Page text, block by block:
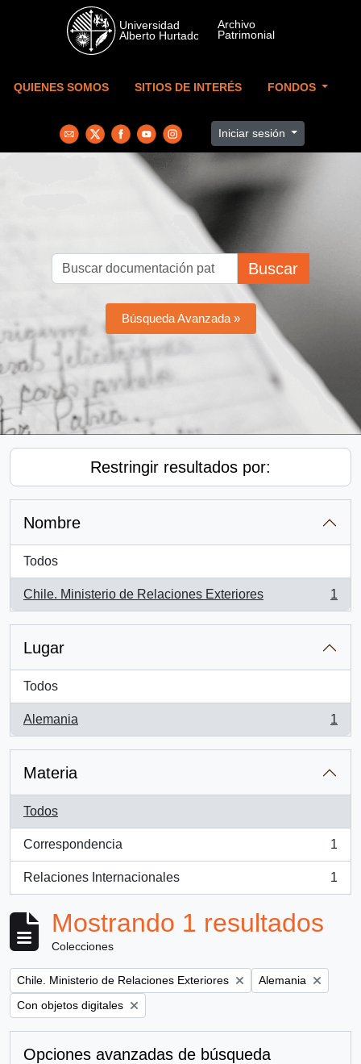
Skip to main content
QUIENES SOMOS SITIOS DE INTERÉS FONDOS
Iniciar sesión
Buscar
Búsqueda Avanzada »
Restringir resultados por:
Nombre
Todos
Chile. Ministerio de Relaciones Exteriores
, 1 resultados
1
Lugar
Todos
Alemania
, 1 resultados
1
Materia
Todos
Correspondencia
, 1 resultados
1
Relaciones Internacionales
, 1 resultados
1
Mostrando 1 resultados
Colecciones
Remove filter:
Chile. Ministerio de Relaciones Exteriores Remove filter:
Alemania
Remove filter:
Con objetos digitales
Opciones avanzadas de búsqueda